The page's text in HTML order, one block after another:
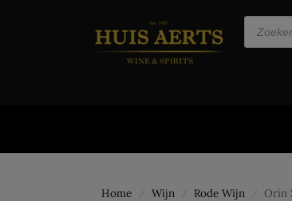
Home / Wijn / Rode Wijn / Orin